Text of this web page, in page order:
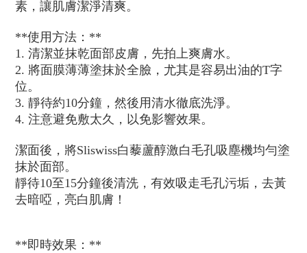
素，讓肌膚潔淨清爽。
**使用方法：**
1. 清潔並抹乾面部皮膚，先拍上爽膚水。
2. 將面膜薄薄塗抹於全臉，尤其是容易出油的T字
位。
3. 靜待約10分鐘，然後用清水徹底洗淨。
4. 注意避免敷太久，以免影響效果。
潔面後，將Sliswiss白藜蘆醇激白毛孔吸塵機均勻塗
抹於面部。
靜待10至15分鐘後清洗，有效吸走毛孔污垢，去黃
去暗啞，亮白肌膚！
**即時效果：**